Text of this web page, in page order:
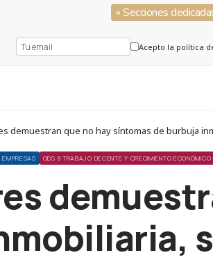
» Secciones
Acepto la política
demuestran que no hay síntomas de burbuja
EMPRESAS ODS 8 TRABAJO DECENTE Y CRECIMIENTO ECONÓMICO